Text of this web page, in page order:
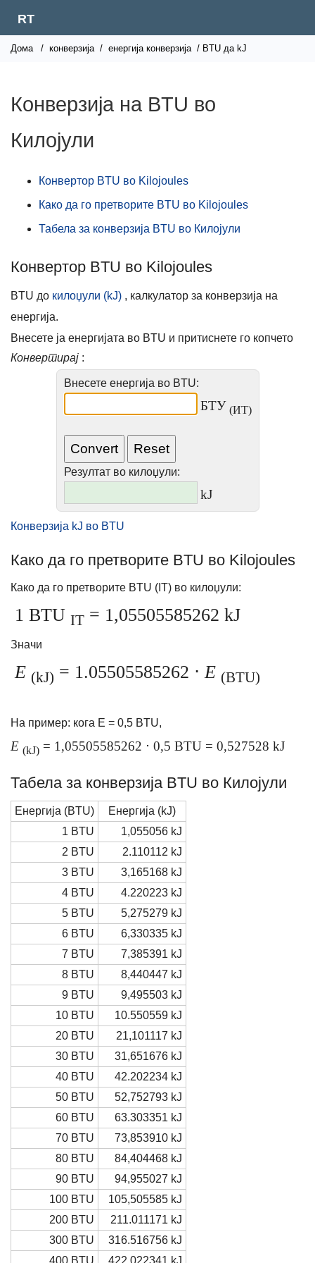
RT
Дома / конверзија / енергија конверзија / BTU да kJ
Конверзија на BTU во
Килојули
Конвертор BTU во Kilojoules
Како да го претворите BTU во Kilojoules
Табела за конверзија BTU во Килојули
Конвертор BTU во Kilojoules
BTU до килоџули (kJ) , калкулатор за конверзија на
енергија.
Внесете ја енергијата во BTU и притиснете го копчето
Конвертирај :
Внесете енергија во BTU:
БТУ (ИТ)
Резултат во килоџули:
kJ
Конверзија kJ во BTU
Како да го претворите BTU во Kilojoules
Како да го претворите BTU (IT) во килоџули:
1 BTU IT = 1,05505585262 kJ
Значи
Е (kJ) = 1.05505585262 ⋅E (BTU)
На пример: кога E = 0,5 BTU,
Е (kJ) = 1,05505585262 ⋅ 0,5 BTU = 0,527528 kJ
Табела за конверзија BTU во Килојули
Енергија (BTU)
Енергија (kJ)
1 BTU
1,055056 kJ
2 BTU
2.110112 kJ
3 BTU
3,165168 kJ
4 BTU
4.220223 kJ
5 BTU
5,275279 kJ
6 BTU
6,330335 kJ
7 BTU
7,385391 kJ
8 BTU
8,440447 kJ
9 BTU
9,495503 kJ
10 BTU
10.550559 kJ
20 BTU
21,101117 kJ
30 BTU
31,651676 kJ
40 BTU
42.202234 kJ
50 BTU
52,752793 kJ
60 BTU
63.303351 kJ
70 BTU
73,853910 kJ
80 BTU
84,404468 kJ
90 BTU
94,955027 kJ
100 BTU
105,505585 kJ
200 BTU
211.011171 kJ
300 BTU
316.516756 kJ
400 BTU
422.022341 kJ